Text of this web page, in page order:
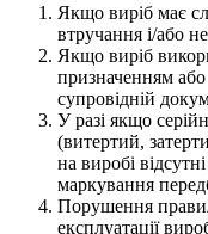
Якщо виріб має
втручання і/або
Якщо виріб
призначенням
супровідній
У разі якщо
(витертий,
на виробі
маркування
Порушення
експлуатації